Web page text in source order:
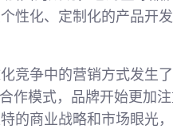
性化、定制化的产品开
竞争中的营销方式发生
作模式，品牌开始更加
的商业战略和市场眼光